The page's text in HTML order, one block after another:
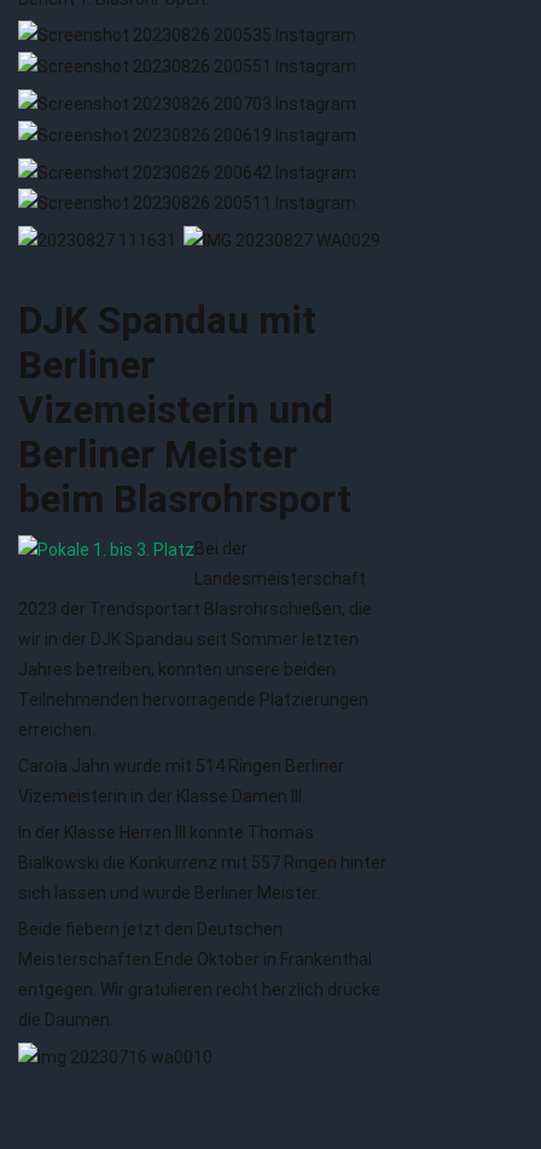
DJK Spandau mit
Berliner
Vizemeisterin und
Berliner Meister
beim Blasrohrsport
Bei der
Landesmeisterschaft
2023 der Trendsportart Blasrohrschießen, die
wir in der DJK Spandau seit Sommer letzten
Jahres betreiben, konnten unsere beiden
Teilnehmenden hervorragende Platzierungen
erreichen.
Carola Jahn wurde mit 514 Ringen Berliner
Vizemeisterin in der Klasse Damen III.
In der Klasse Herren III konnte Thomas
Bialkowski die Konkurrenz mit 557 Ringen hinter
sich lassen und wurde Berliner Meister.
Beide fiebern jetzt den Deutschen
Meisterschaften Ende Oktober in Frankenthal
entgegen. Wir gratulieren recht herzlich drücke
die Daumen.